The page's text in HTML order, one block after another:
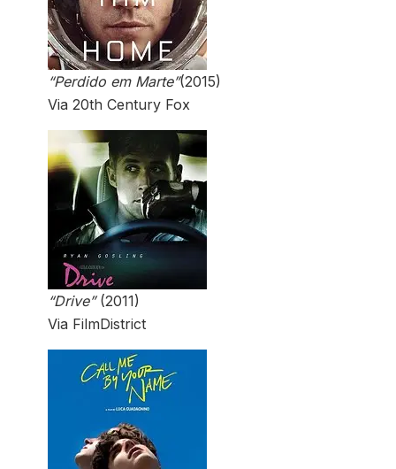
“Perdido em Marte”(2015)
Via 20th Century Fox
“Drive”(2011)
Via FilmDistrict